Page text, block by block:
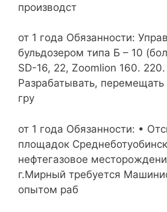
производст
от 1 года Обязанности:
бульдозером типа Б – 10
SD-16, 22, Zoomlion 160.
Разрабатывать, перемещать
гру
от 1 года Обязанности: •
площадок
нефтегазовое
г.Мирный требуется
опытом раб